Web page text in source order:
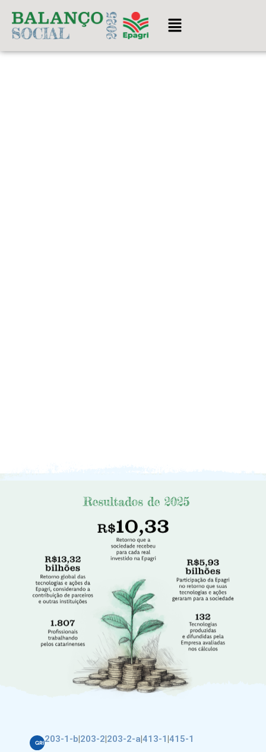
Acessar
203-1-b|203-2|203-2-a|413-1|415-1